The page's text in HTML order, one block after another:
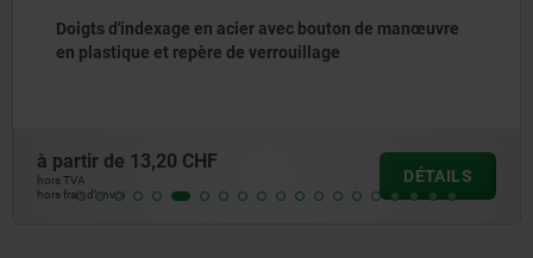
en acier avec bouton de manœuvre
et repère de verrouillage
CHF
Doigt
à partir de
hors TVA
hors frais d’envoi